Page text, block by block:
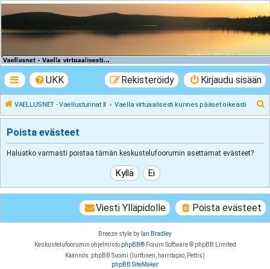
VAELLUSNET -
Vaellusturinat II
UKK Kirjaudu sisään
Rekisteröidy
VAELLUSNET - Vaellusturinat II Vaella virtuaalisesti kunnes pääset oikeasti
t
Poista evästeet
Haluatko varmasti poistaa tämän keskustelufoorumin asettamat evästeet?
Poista evästeet
Viesti Ylläpidolle
Breeze style by Ian Bradley
Keskustelufoorumin ohjelmisto phpBB® Forum Software © phpBB Limited
Käännös: phpBB Suomi (lurttinen, harritapio, Pettis)
phpBB SiteMaker